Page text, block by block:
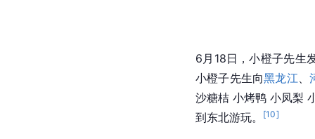
6月18日，小橙子先生
小橙子先生向黑龙江 、
沙糖桔 小烤鸭 小凤梨
到东北游玩。
[10]